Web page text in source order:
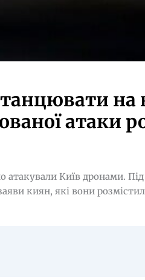
танцювати
атаки
атакували Київ дронами.
киян, які вони